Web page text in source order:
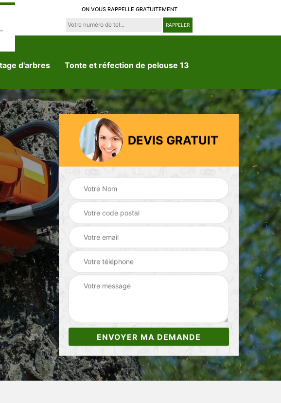
ON VOUS RAPPELLE GRATUITEMENT
d'arbres Tonte et réfection de pelouse 13
et réfection
de pelouse 13
Jardinier 13 Paysagiste 13
DEVIS GRATUIT